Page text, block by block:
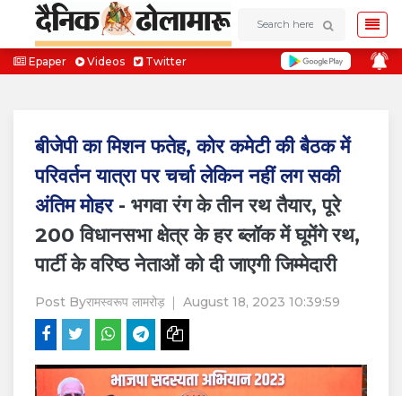
Epaper Videos Twitter
बीजेपी का मिशन फतेह, कोर कमेटी की बैठक में
परिवर्तन यात्रा पर चर्चा लेकिन नहीं लग सकी
अंतिम मोहर - भगवा रंग के तीन रथ तैयार, पूरे
200 विधानसभा क्षेत्र के हर ब्लॉक में घूमेंगे रथ,
पार्टी के वरिष्ठ नेताओं को दी जाएगी जिम्मेदारी
Post Byरामस्वरूप लामरोड़ August 18, 2023 10:39:59